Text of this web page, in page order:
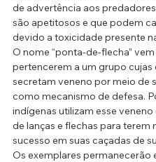
de advertência aos
são apetitosos e que podem
devido a toxicidade presente
O nome “ponta-de-flecha”
pertencerem a um grupo cujas
secretam veneno por meio de
como mecanismo de defesa.
indígenas utilizam esse
de lanças e flechas para terem
sucesso em suas caçadas de
Os exemplares permanecerão